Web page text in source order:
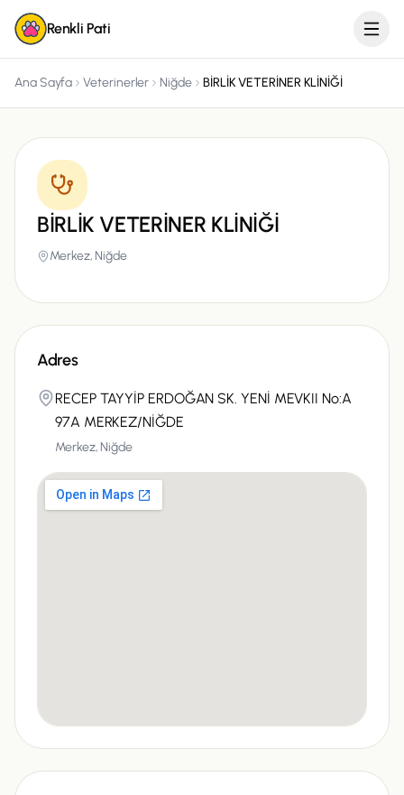
Renkli Pati
Ana Sayfa Veterinerler Niğde BİRLİK VETERİNER KLİNİĞİ
BİRLİK VETERİNER KLİNİĞİ
Merkez, Niğde
Adres
RECEP TAYYİP ERDOĞAN SK. YENİ MEVKII No:A
97A MERKEZ/NİĞDE
Merkez, Niğde